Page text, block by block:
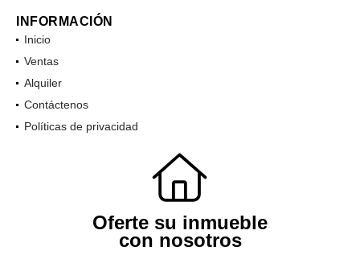
INFORMACIÓN
Inicio
Ventas
Alquiler
Contáctenos
Políticas de privacidad
Oferte su inmueble
con nosotros